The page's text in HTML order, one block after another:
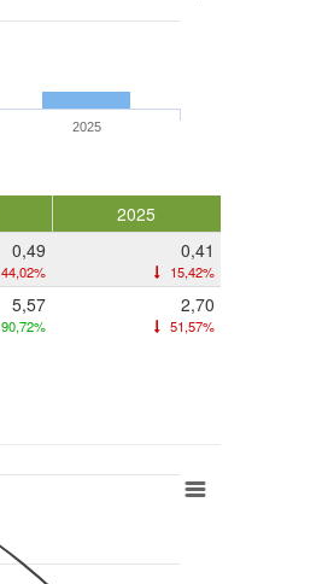
2025
2025
0,49
44,02%
0,41
15,42%
5,57
90,72%
2,70
51,57%